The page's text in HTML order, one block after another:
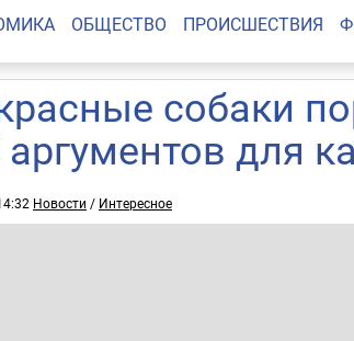
ОБЩЕСТВО ПРОИСШЕСТВИЯ
собаки
аргументов для
Новости / Интересное